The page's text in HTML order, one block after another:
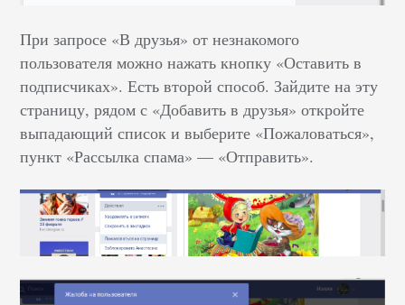
При запросе «В друзья» от незнакомого
пользователя можно нажать кнопку «Оставить в
подписчиках». Есть второй способ. Зайдите на эту
страницу, рядом с «Добавить в друзья» откройте
выпадающий список и выберите «Пожаловаться»,
пункт «Рассылка спама» –– «Отправить».